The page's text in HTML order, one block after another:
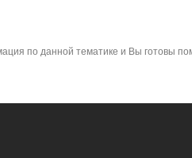
по данной тематике и Вы готовы